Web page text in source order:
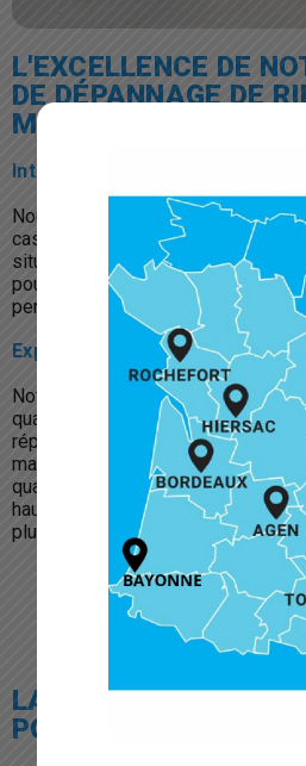
L'EXCELLENCE DE
DE DÉPANNAGE DE
MÉTALLIQUE
Intervention rapide et efficace
Nous comprenons l’importance
cas de panne de rideau métallique.
situés à moins d’1 heure de votre
pour répondre à vos besoins en
perturbations de votre activité
Expertise technique
Notre équipe est composée de
qualifiés et expérimentés,
réparer tous types de rideaux
marques. Nous nous engageons à
qualité, efficace, en utilisant des
haute qualité et en respectant les
plus strictes.
NOUS
LA MAINTENANCE
POUR ÉVITER LES